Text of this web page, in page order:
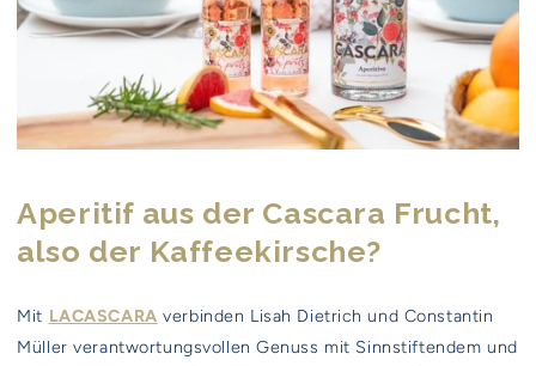
Aperitif aus der Cascara Frucht,
also der Kaffeekirsche?
Mit LACASCARA verbinden Lisah Dietrich und Constantin
Müller verantwortungsvollen Genuss mit Sinnstiftendem und